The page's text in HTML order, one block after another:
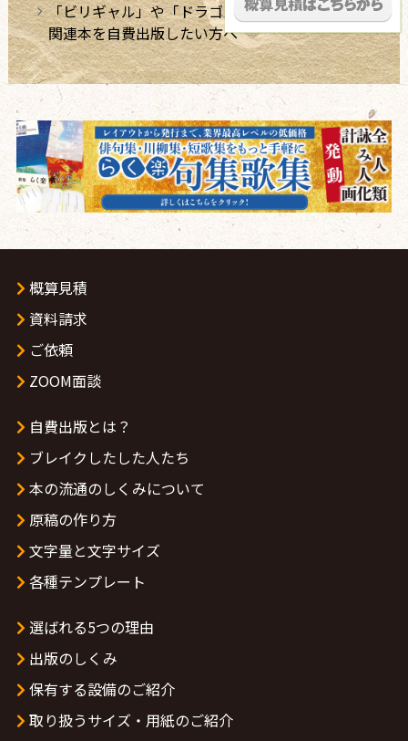
「ビリギャル」や「ドラゴン桜」のような学習法
関連本を自費出版したい方へ
概算見積
資料請求
ご依頼
ZOOM面談
自費出版とは？
ブレイクしたした人たち
本の流通のしくみについて
原稿の作り方
文字量と文字サイズ
各種テンプレート
選ばれる5つの理由
出版のしくみ
保有する設備のご紹介
取り扱うサイズ・用紙のご紹介